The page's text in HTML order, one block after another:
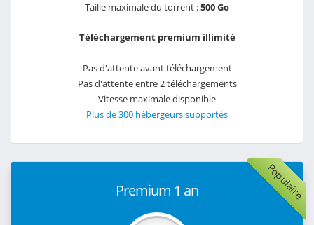
Taille maximale du torrent :500 Go
Téléchargement premium illimité
Pas d'attente avant téléchargement
Pas d'attente entre 2 téléchargements
Vitesse maximale disponible
Plus de 300 hébergeurs supportés
Populaire
Premium 1 an